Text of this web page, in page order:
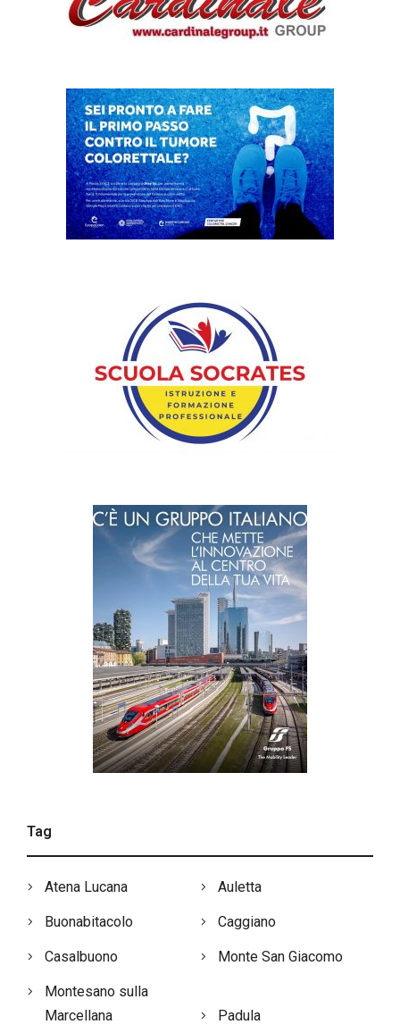
Tag
Atena Lucana Auletta
Buonabitacolo Caggiano
Casalbuono Monte San Giacomo
Montesano sulla
Marcellana
Padula